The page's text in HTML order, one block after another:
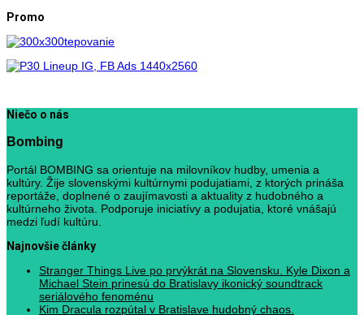
Promo
Niečo o nás
Bombing
Portál BOMBING sa orientuje na milovníkov hudby, umenia a
kultúry. Žije slovenskými kultúrnymi podujatiami, z ktorých prináša
reportáže, doplnené o zaujímavosti a aktuality z hudobného a
kultúrneho života. Podporuje iniciatívy a podujatia, ktoré vnášajú
medzi ľudí kultúru.
Najnovšie články
Stranger Things Live po prvýkrát na Slovensku. Kyle Dixon a
Michael Stein prinesú do Bratislavy ikonický soundtrack
seriálového fenoménu
Kim Dracula rozpútal v Bratislave hudobný chaos.